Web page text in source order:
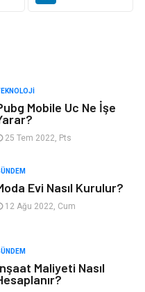
Tatil
Eğitim Kurumları
Pazarlama
Mobile Uc Ne İşe
25 Tem 2022, Pts
Evi Nasıl Kurulur?
12 Ağu 2022, Cum
Maliyeti Nasıl